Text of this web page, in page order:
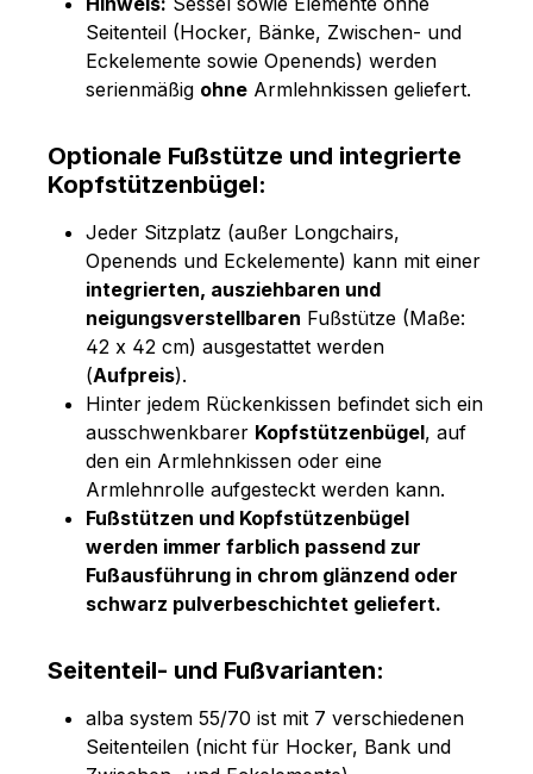
Seitenteil (Hocker, Bänke, Zwischen- und
Eckelemente sowie Openends) werden
serienmäßig ohne Armlehnkissen geliefert.
Optionale Fußstütze und integrierte
Kopfstützenbügel:
Jeder Sitzplatz (außer Longchairs,
Openends und Eckelemente) kann mit einer
integrierten, ausziehbaren und
neigungsverstellbaren Fußstütze (Maße:
42 x 42 cm) ausgestattet werden
(Aufpreis).
Hinter jedem Rückenkissen befindet sich ein
ausschwenkbarer Kopfstützenbügel, auf
den ein Armlehnkissen oder eine
Armlehnrolle aufgesteckt werden kann.
Fußstützen und Kopfstützenbügel
werden immer farblich passend zur
Fußausführung in chrom glänzend oder
schwarz pulverbeschichtet geliefert.
Seitenteil- und Fußvarianten:
alba system 55/70 ist mit 7 verschiedenen
Seitenteilen (nicht für Hocker, Bank und